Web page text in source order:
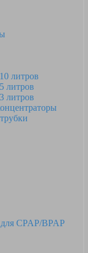
литров
литров
литров
CPAP/BPAP